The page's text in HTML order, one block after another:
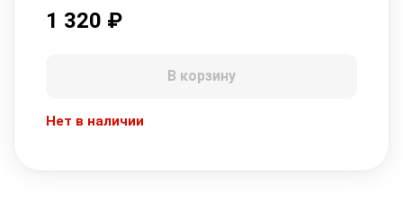
1 320 ₽
В корзину
Нет в наличии